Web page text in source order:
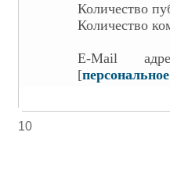
Количество
Количество
E-Mail
[
10